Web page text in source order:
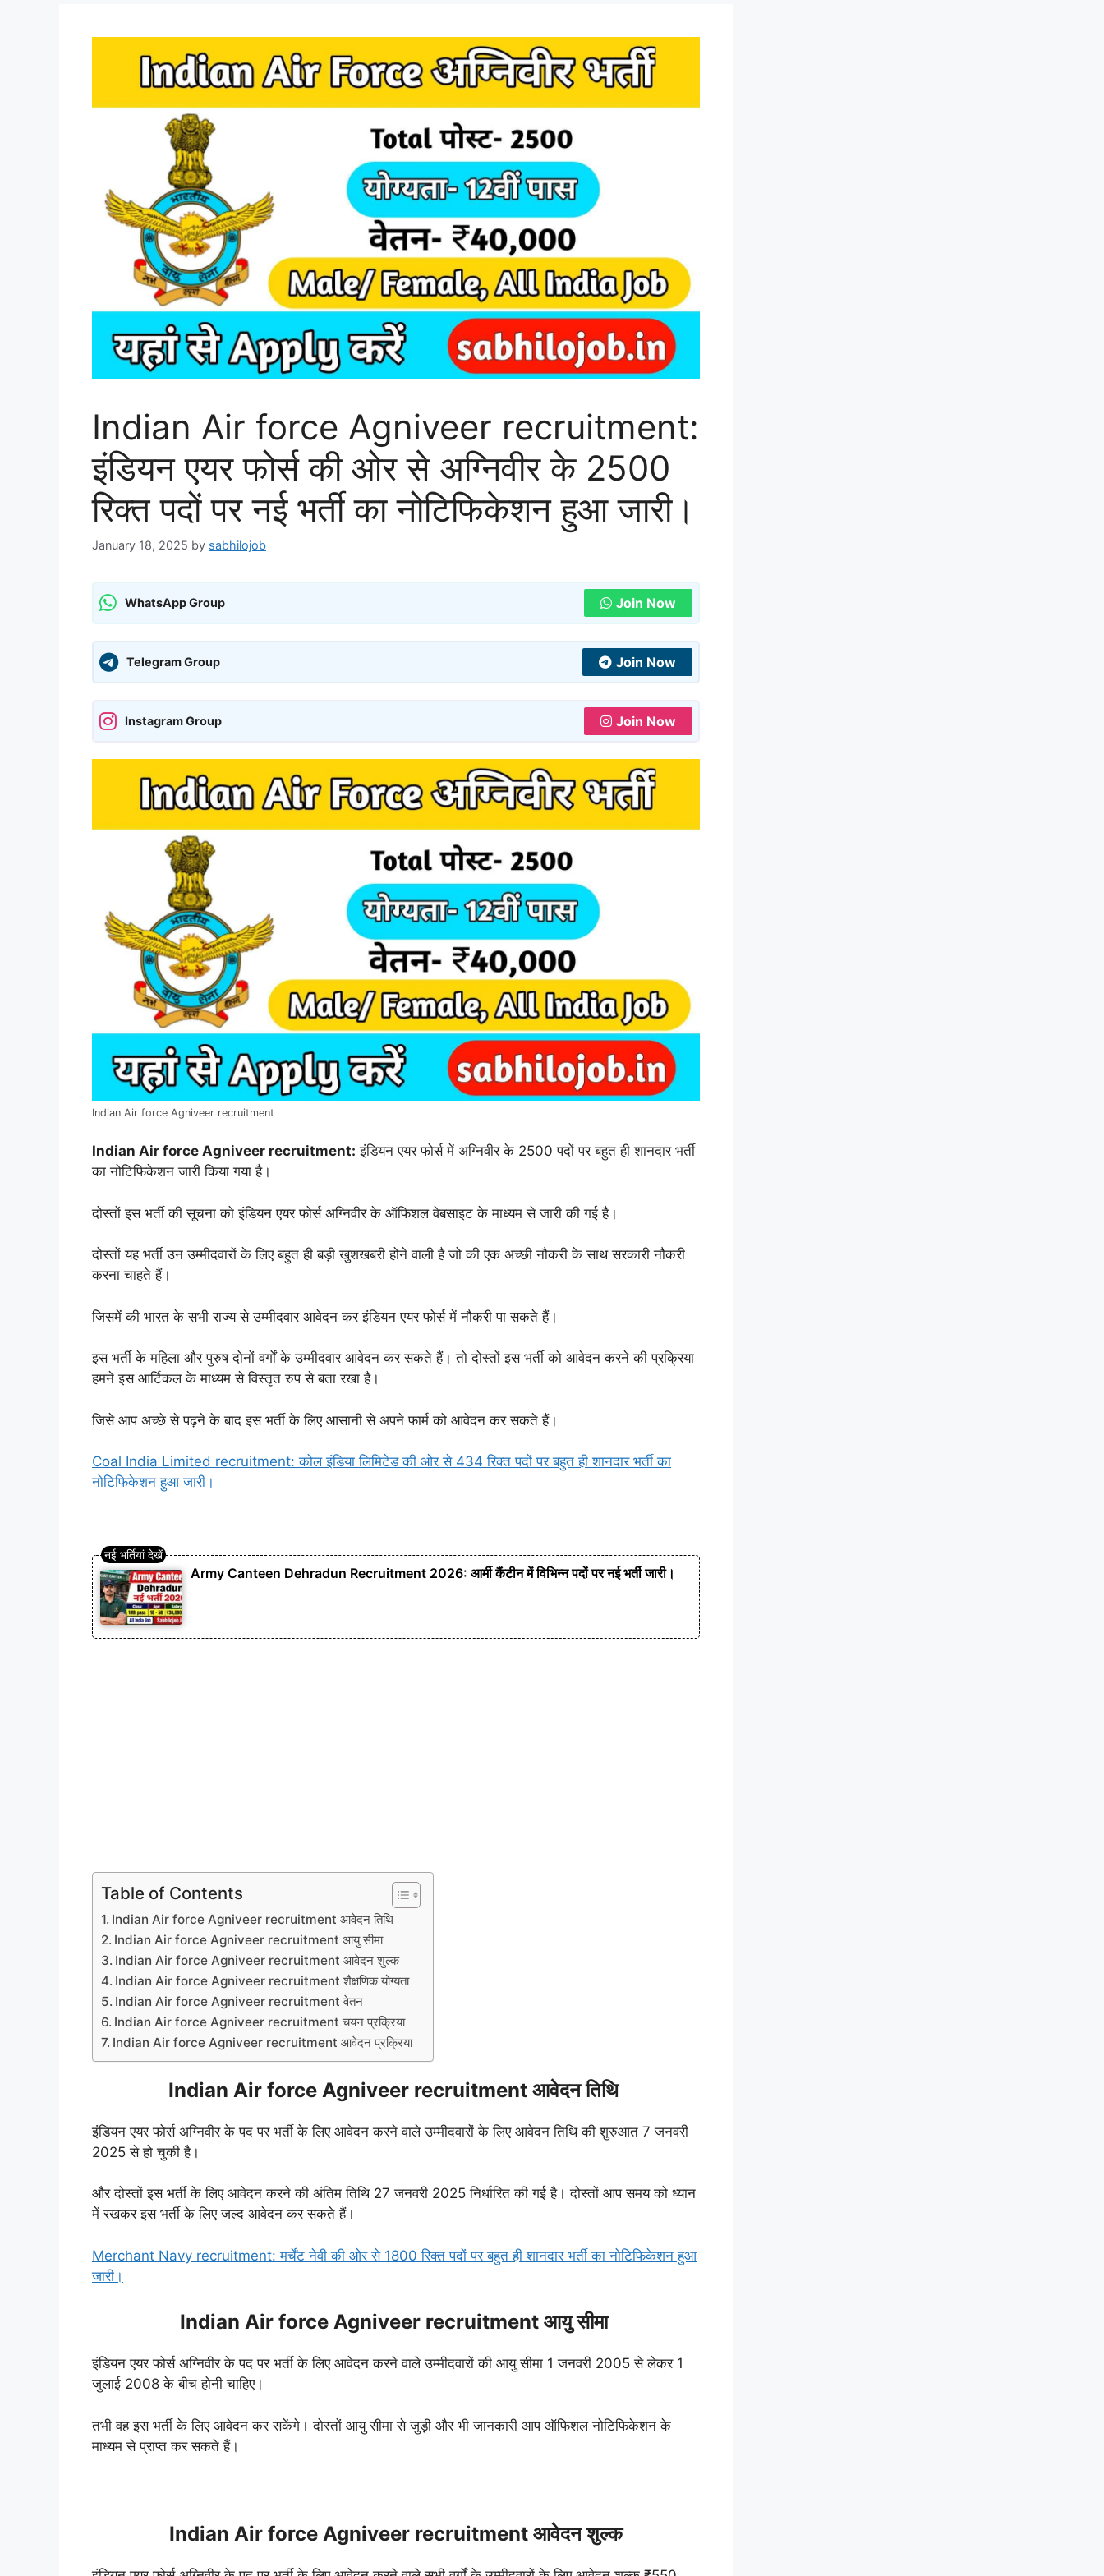
Indian Air force Agniveer recruitment:
इंडियन एयर फोर्स की ओर से अग्निवीर के 2500
रिक्त पदों पर नई भर्ती का नोटिफिकेशन हुआ जारी।
January 18, 2025 by sabhilojob
WhatsApp Group Join Now
Telegram Group Join Now
Instagram Group Join Now
Indian Air force Agniveer recruitment
Indian Air force Agniveer recruitment: इंडियन एयर फोर्स में अग्निवीर के 2500 पदों पर बहुत ही शानदार भर्ती
का नोटिफिकेशन जारी किया गया है।
दोस्तों इस भर्ती की सूचना को इंडियन एयर फोर्स अग्निवीर के ऑफिशल वेबसाइट के माध्यम से जारी की गई है।
दोस्तों यह भर्ती उन उम्मीदवारों के लिए बहुत ही बड़ी खुशखबरी होने वाली है जो की एक अच्छी नौकरी के साथ सरकारी नौकरी
करना चाहते हैं।
जिसमें की भारत के सभी राज्य से उम्मीदवार आवेदन कर इंडियन एयर फोर्स में नौकरी पा सकते हैं।
इस भर्ती के महिला और पुरुष दोनों वर्गों के उम्मीदवार आवेदन कर सकते हैं। तो दोस्तों इस भर्ती को आवेदन करने की प्रक्रिया
हमने इस आर्टिकल के माध्यम से विस्तृत रुप से बता रखा है।
जिसे आप अच्छे से पढ़ने के बाद इस भर्ती के लिए आसानी से अपने फार्म को आवेदन कर सकते हैं।
Coal India Limited recruitment: कोल इंडिया लिमिटेड की ओर से 434 रिक्त पदों पर बहुत ही शानदार भर्ती का
नोटिफिकेशन हुआ जारी।
Army Canteen Dehradun Recruitment 2026: आर्मी कैंटीन में विभिन्न पदों पर नई भर्ती जारी।
Table of Contents
Indian Air force Agniveer recruitment आवेदन तिथि
Indian Air force Agniveer recruitment आयु सीमा
Indian Air force Agniveer recruitment आवेदन शुल्क
Indian Air force Agniveer recruitment शैक्षणिक योग्यता
Indian Air force Agniveer recruitment वेतन
Indian Air force Agniveer recruitment चयन प्रक्रिया
Indian Air force Agniveer recruitment आवेदन प्रक्रिया
Indian Air force Agniveer recruitment आवेदन तिथि
इंडियन एयर फोर्स अग्निवीर के पद पर भर्ती के लिए आवेदन करने वाले उम्मीदवारों के लिए आवेदन तिथि की शुरुआत 7 जनवरी
2025 से हो चुकी है।
और दोस्तों इस भर्ती के लिए आवेदन करने की अंतिम तिथि 27 जनवरी 2025 निर्धारित की गई है। दोस्तों आप समय को ध्यान
में रखकर इस भर्ती के लिए जल्द आवेदन कर सकते हैं।
Merchant Navy recruitment: मर्चेंट नेवी की ओर से 1800 रिक्त पदों पर बहुत ही शानदार भर्ती का नोटिफिकेशन हुआ
जारी।
Indian Air force Agniveer recruitment आयु सीमा
इंडियन एयर फोर्स अग्निवीर के पद पर भर्ती के लिए आवेदन करने वाले उम्मीदवारों की आयु सीमा 1 जनवरी 2005 से लेकर 1
जुलाई 2008 के बीच होनी चाहिए।
तभी वह इस भर्ती के लिए आवेदन कर सकेंगे। दोस्तों आयु सीमा से जुड़ी और भी जानकारी आप ऑफिशल नोटिफिकेशन के
माध्यम से प्राप्त कर सकते हैं।
Indian Air force Agniveer recruitment आवेदन शुल्क